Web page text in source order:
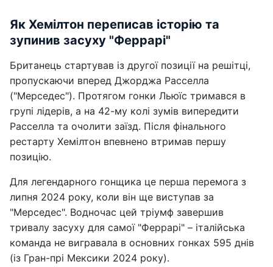
Як Хемілтон переписав історію та
зупинив засуху "Феррарі"
Британець стартував із другої позиції на решітці,
пропускаючи вперед Джорджа Расселла
("Мерседес"). Протягом гонки Льюїс тримався в
групі лідерів, а на 42-му колі зумів випередити
Расселла та очолити заїзд. Після фінального
рестарту Хемілтон впевнено втримав першу
позицію.
Для легендарного гонщика це перша перемога з
липня 2024 року, коли він ще виступав за
"Мерседес". Водночас цей тріумф завершив
тривалу засуху для самої "Феррарі" – італійська
команда не вигравала в основних гонках 595 днів
(із Гран-прі Мексики 2024 року).